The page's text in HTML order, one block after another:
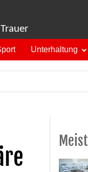
Trauer
Unterhaltung